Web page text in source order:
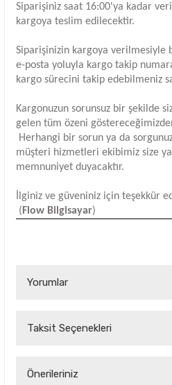
Siparişiniz saat 16:00'ya kadar
kargoya teslim edilecektir.
Siparişinizin kargoya verilmesiyle
e-posta yoluyla kargo takip
kargo sürecini takip edebilmeniz
Kargonuzun sorunsuz bir şekilde
gelen tüm özeni
Herhangi bir sorun ya da
müşteri hizmetleri ekibimiz size
memnuniyet duyacaktır.
İlginiz ve güveniniz için teşekkür
( Flow Bilgisayar)
Yorumlar
Bu ürüne ilk
Taksit Seçenekleri
Önerileriniz